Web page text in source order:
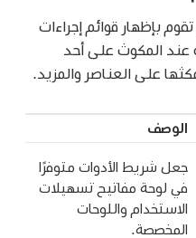
بإظهار قوائم إجراءات
عند المكوث على أحد
على العناصر والمزيد.
الوصف
جعل شريط الأدوات متوفرًا
في لوحة مفاتيح تسهيلات
الاستخدام واللوحات
المخصصة.